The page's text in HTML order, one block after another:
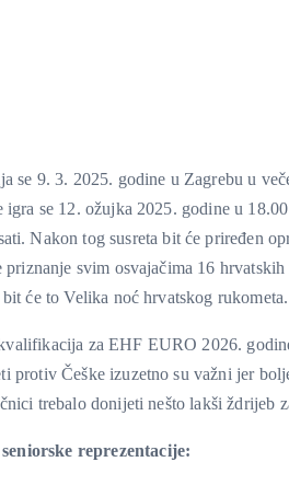
se 9. 3. 2025. godine u Zagrebu u
igra se 12. ožujka 2025. godine u
Nakon tog susreta bit će priređen
svim osvajačima 16
će to Velika noć hrvatskog rukometa.
za EHF EURO 2026.
protiv Češke izuzetno su važni jer
trebalo donijeti nešto lakši ždrijeb
reprezentacije: